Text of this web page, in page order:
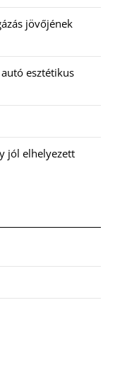
jövőjének
esztétikus
jól elhelyezett